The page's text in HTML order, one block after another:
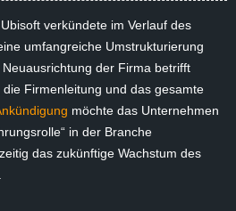
verkündete im Verlauf des
umfangreiche Umstrukturierung
der Firma betrifft
Firmenleitung und das gesamte
möchte das Unternehmen
in der Branche
das zukünftige Wachstum des